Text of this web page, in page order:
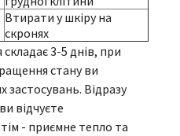
Втирати у шкіру на
скронях
складає 3-5 днів, при
стану ви
застосувань. Відразу
відчуєте
- приємне тепло та